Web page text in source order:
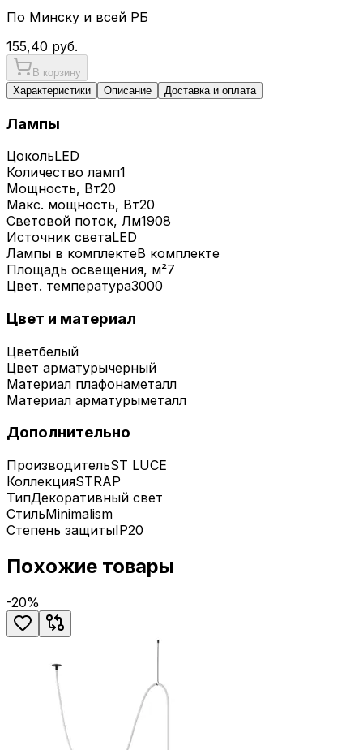
По Минску и всей РБ
155,40 руб.
В корзину
Характеристики
Описание Доставка и оплата
Лампы
ЦокольLED
Количество ламп1
Мощность, Вт20
Макс. мощность, Вт20
Световой поток, Лм1908
Источник светаLED
Лампы в комплектеВ комплекте
Площадь освещения, м²7
Цвет. температура3000
Цвет и материал
Цветбелый
Цвет арматурычерный
Материал плафонаметалл
Материал арматурыметалл
Дополнительно
ПроизводительST LUCE
КоллекцияSTRAP
ТипДекоративный свет
СтильMinimalism
Степень защитыIP20
Похожие товары
-20%